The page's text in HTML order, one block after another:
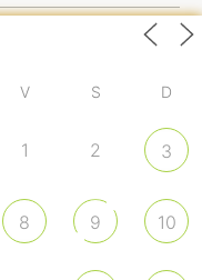
V S D
1 2 3
8 9 10